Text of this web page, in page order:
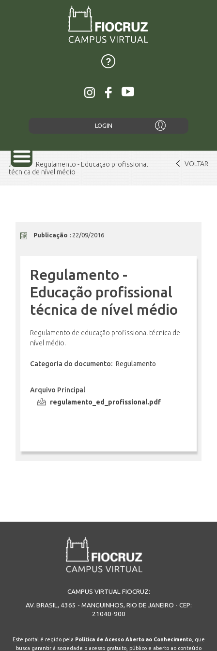
LOGIN
ENSINO
CURSOS
PLATAFORMAS
ALUNOS
Home
Regulamento - Educação profissional
técnica de nível médio
VOLTAR
Publicação : 22/09/2016
Regulamento -
Educação profissional
técnica de nível médio
Regulamento de educação profissional técnica de
nível médio.
Categoria do documento: Regulamento
Arquivo Principal
regulamento_ed_profissional.pdf
CAMPUS VIRTUAL FIOCRUZ:
AV. BRASIL, 4365 - MANGUINHOS, RIO DE JANEIRO - CEP:
21040-900
Este portal é regido pela Política de Acesso Aberto ao Conhecimento, que
busca garantir à sociedade o acesso gratuito, público e aberto ao conteúdo